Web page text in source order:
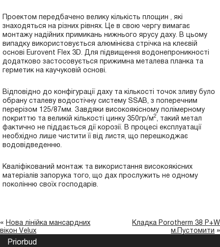
Проектом передбачено велику кількість площин , які
знаходяться на різних рівнях. Це в свою чергу вимагає
монтажу надійних примикань нижнього ярусу даху. В цьому
випадку використовується алюмінієва стрічка на клеєвій
основі Eurovent Flex 3D. Для підвищення водонепроникності
додатково застосовується прижимна металева планка та
герметик на каучуковій основі.
Відповідно до конфігурації даху та кількості точок зливу було
обрану сталеву водостічну систему SSAB, з поперечним
перерізом 125/87мм. Завдяки високоякісному полімерному
покриттю та великій кількості цинку 350гр/м2, такий метал
фактично не піддається дії корозії. В процесі експлуатації
необхідно лише чистити її від листя, що перешкоджає
водовідведенню.
Кваліфікований монтаж та використання високоякісних
матеріалів запорука того, що дах прослужить не одному
поколінню своїх господарів.
« Нова лінійка мансардних
вікон Velux
Кладка Porotherm 38 P+W
м.Пустомити »
Priorbud